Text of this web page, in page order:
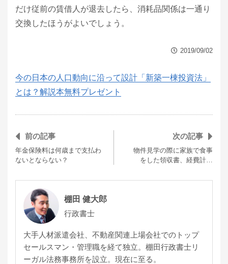
だけ従前の賃借人が退去したら、消耗品関係は一通り
交換したほうがよいでしょう。
2019/09/02
今の日本の人口動向に沿って設計「新築一棟投資法」
とは？解説本無料プレゼント
前の記事
年金保険料は何歳まで支払わ
ないとならない？
次の記事
物件見学の際に家族で食事
をした領収書、経費計…
棚田 健大郎
行政書士
大手人材派遣会社、不動産関連上場会社でのトップ
セールスマン・管理職を経て独立。棚田行政書士リ
ーガル法務事務所を設立。現在に至る。